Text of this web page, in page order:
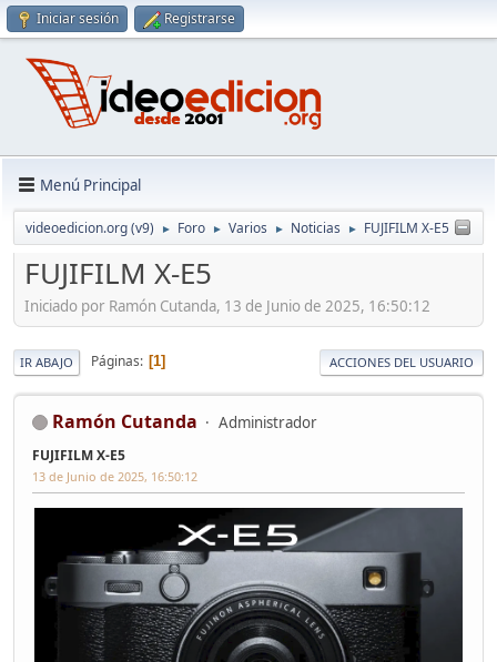
Iniciar sesión Registrarse
Menú Principal
videoedicion.org (v9) ► Foro ► Varios ► Noticias ► FUJIFILM X-E5
FUJIFILM X-E5
Iniciado por Ramón Cutanda, 13 de Junio de 2025, 16:50:12
IR ABAJO Páginas 1 ACCIONES DEL USUARIO
Ramón Cutanda Administrador
FUJIFILM X-E5
13 de Junio de 2025, 16:50:12